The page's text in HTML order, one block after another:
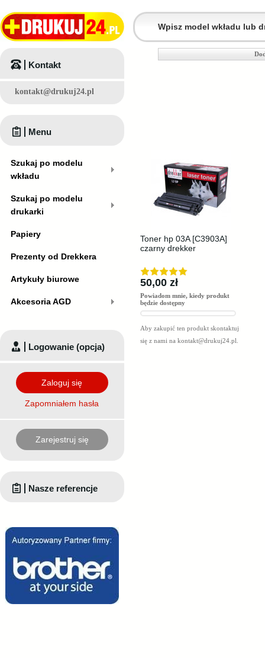
Toner hp 03A [C3903A]
czarny drekker
50,00 zł
Powiadom mnie, kiedy produkt
będzie dostępny
Aby zakupić ten produkt skontaktuj
się z nami na kontakt@drukuj24.pl
Kontakt
kontakt@drukuj24.pl
Menu
Szukaj po modelu
wkładu
Szukaj po modelu
drukarki
Papiery
Prezenty od Drekkera
Artykuły biurowe
Akcesoria AGD
Logowanie (opcja)
Zaloguj się
Zapomniałem hasła
Zarejestruj się
Nasze referencje